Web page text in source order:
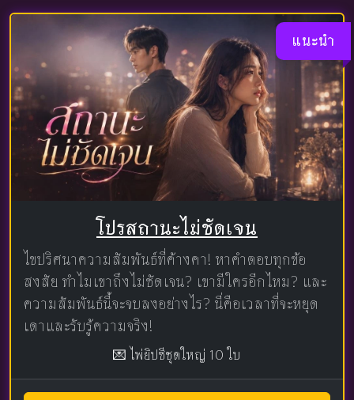
แนะนำ
โปรสถานะไม่ชัดเจน
ไขปริศนาความสัมพันธ์ที่ค้างคา! หาคำตอบทุกข้อ
สงสัย ทำไมเขาถึงไม่ชัดเจน? เขามีใครอีกไหม? และ
ความสัมพันธ์นี้จะจบลงอย่างไร? นี่คือเวลาที่จะหยุด
เดาและรับรู้ความจริง!
💌 ไพ่ยิปซีชุดใหญ่ 10 ใบ